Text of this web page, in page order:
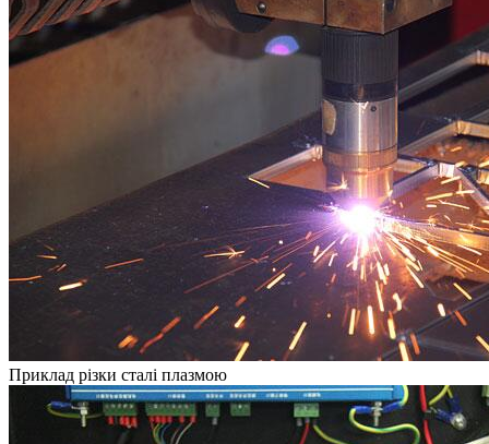
Приклад різки сталі плазмою